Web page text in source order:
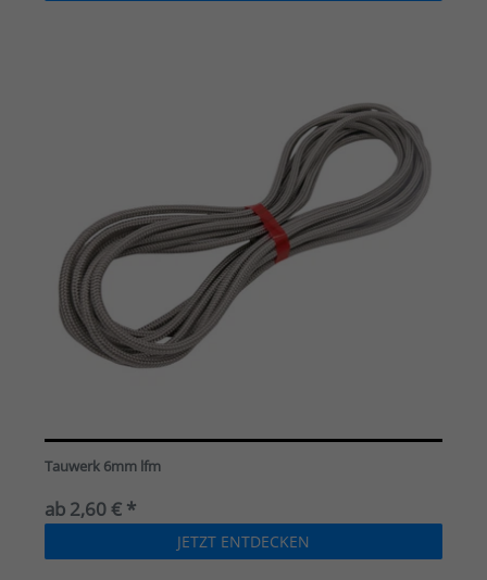
Tauwerk 6mm lfm
ab 2,60 € *
JETZT ENTDECKEN